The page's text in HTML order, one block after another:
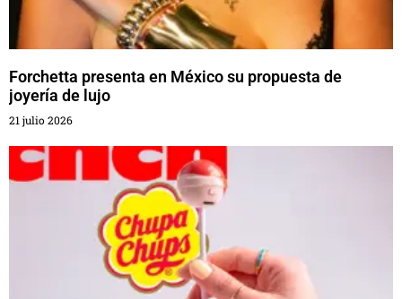
Forchetta presenta en México su propuesta de
joyería de lujo
21 julio 2026